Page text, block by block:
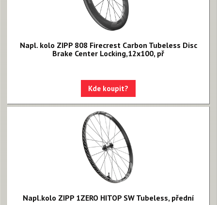
Napl. kolo ZIPP 808 Firecrest Carbon Tubeless Disc
Brake Center Locking,12x100, př
Kde koupit?
Napl.kolo ZIPP 1ZERO HITOP SW Tubeless, přední